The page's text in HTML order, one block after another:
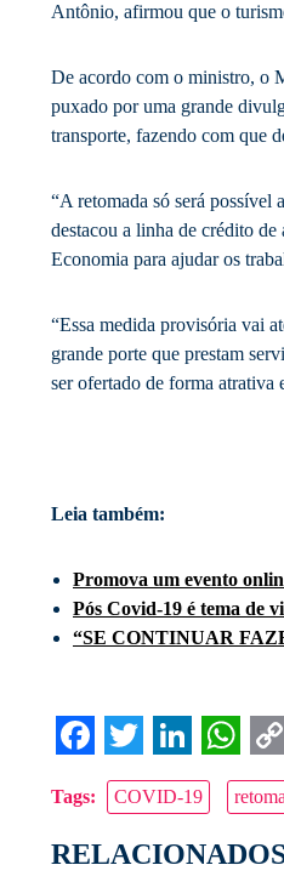
Antônio, afirmou que o
De acordo com o ministro, o
puxado por uma grande
transporte, fazendo com que
“A retomada só será
destacou a linha de crédito
Economia para ajudar os
“Essa medida provisória vai
grande porte que prestam
ser ofertado de forma atrativa
Leia também:
Promova um evento
Pós Covid-19 é tema de
“SE CONTINUAR
Facebook
Twitter
Tags: COVID-19